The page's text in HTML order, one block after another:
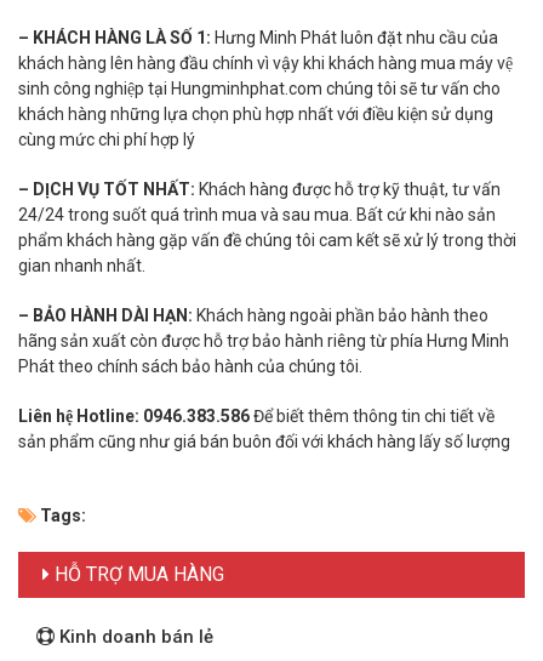
– KHÁCH HÀNG LÀ SỐ 1: Hưng Minh Phát luôn đặt nhu cầu của
khách hàng lên hàng đầu chính vì vậy khi khách hàng mua máy vệ
sinh công nghiệp tại Hungminhphat.com chúng tôi sẽ tư vấn cho
khách hàng những lựa chọn phù hợp nhất với điều kiện sử dụng
cùng mức chi phí hợp lý
– DỊCH VỤ TỐT NHẤT: Khách hàng được hỗ trợ kỹ thuật, tư vấn
24/24 trong suốt quá trình mua và sau mua. Bất cứ khi nào sản
phẩm khách hàng gặp vấn đề chúng tôi cam kết sẽ xử lý trong thời
gian nhanh nhất.
– BẢO HÀNH DÀI HẠN: Khách hàng ngoài phần bảo hành theo
hãng sản xuất còn được hỗ trợ bảo hành riêng từ phía Hưng Minh
Phát theo chính sách bảo hành của chúng tôi.
Liên hệ Hotline: 0946.383.586Để biết thêm thông tin chi tiết về
sản phẩm cũng như giá bán buôn đối với khách hàng lấy số lượng
Tags:
HỖ TRỢ MUA HÀNG
Kinh doanh bán lẻ